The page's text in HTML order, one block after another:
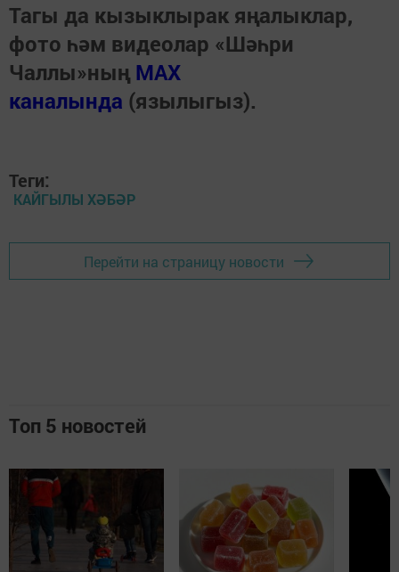
Тагы да кызыклырак яңалыклар,
фото һәм видеолар «Шәһри
Чаллы»ның MAX
каналында (язылыгыз).
Теги:
КАЙГЫЛЫ ХӘБӘР
Перейти на страницу новости
Топ 5 новостей